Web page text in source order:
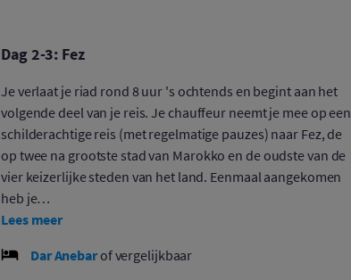
Dag 2-3: Fez
Je verlaat je riad rond 8 uur 's ochtends en begint aan het
volgende deel van je reis. Je chauffeur neemt je mee op een
schilderachtige reis (met regelmatige pauzes) naar Fez, de
op twee na grootste stad van Marokko en de oudste van de
vier keizerlijke steden van het land. Eenmaal aangekomen
heb je…
Lees meer
Dar Anebarof vergelijkbaar